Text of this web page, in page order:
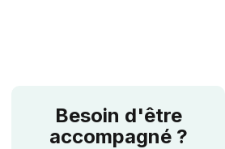
Besoin d'être
accompagné ?